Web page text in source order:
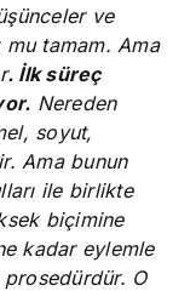
ve
tamam. Ama
. İlk süreç
Nereden
soyut,
Ama bunun
ile birlikte
biçimine
kadar eylemle
O